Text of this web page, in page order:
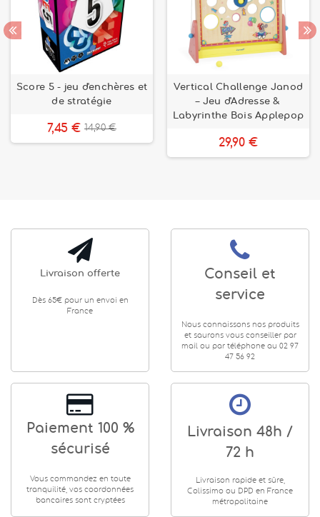
Score 5 - jeu d'enchères et
de stratégie
7,45 € 14,90 €
Vertical Challenge Janod
– Jeu d'Adresse &
Labyrinthe Bois Applepop
29,90 €
Livraison offerte
Dès 65€ pour un envoi en
France
Conseil et
service
Nous connaissons nos produits
et saurons vous conseiller par
mail ou par téléphone au 02 97
47 56 92
Paiement 100 %
sécurisé
Vous commandez en toute
tranquilité, vos coordonnées
bancaires sont cryptées
Livraison 48h /
72 h
Livraison rapide et sûre,
Colissimo ou DPD en France
métropolitaine